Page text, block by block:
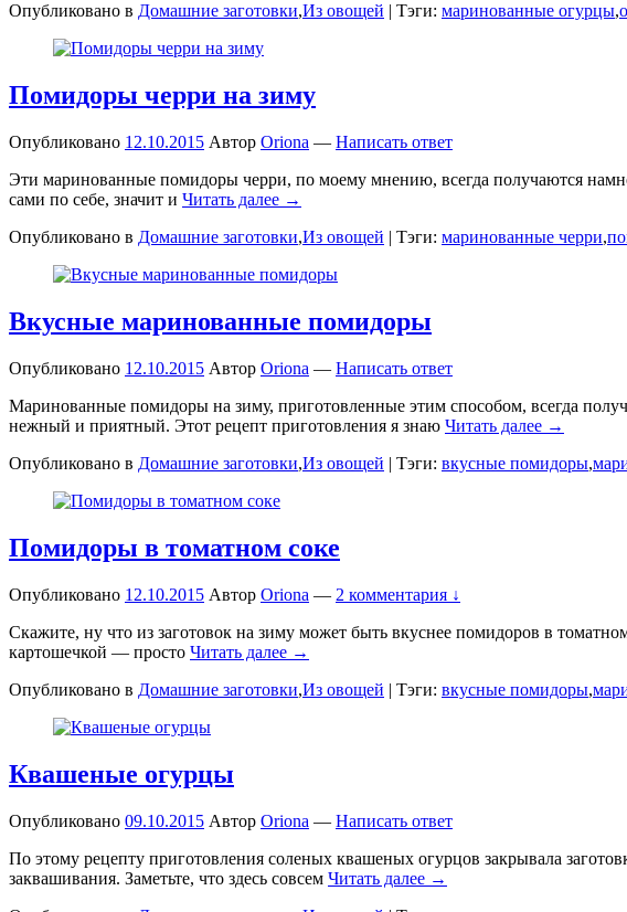
Опубликовано в Домашние заготовки,Из овощей | Тэги: маринованные огурцы,
Помидоры черри на зиму
Опубликовано 12.10.2015 Автор Oriona — Написать ответ
Эти маринованные помидоры черри, по моему мнению, всегда получаются
сами по себе, значит и Читать далее →
Опубликовано в Домашние заготовки,Из овощей | Тэги: маринованные черри,
Вкусные маринованные помидоры
Опубликовано 12.10.2015 Автор Oriona — Написать ответ
Маринованные помидоры на зиму, приготовленные этим способом, всегда
нежный и приятный. Этот рецепт приготовления я знаю Читать далее →
Опубликовано в Домашние заготовки,Из овощей | Тэги: вкусные помидоры,
Помидоры в томатном соке
Опубликовано 12.10.2015 Автор Oriona — 2 комментария ↓
Скажите, ну что из заготовок на зиму может быть вкуснее помидоров в
картошечкой — просто Читать далее →
Опубликовано в Домашние заготовки,Из овощей | Тэги: вкусные помидоры,
Квашеные огурцы
Опубликовано 09.10.2015 Автор Oriona — Написать ответ
По этому рецепту приготовления соленых квашеных огурцов закрывала
заквашивания. Заметьте, что здесь совсем Читать далее →